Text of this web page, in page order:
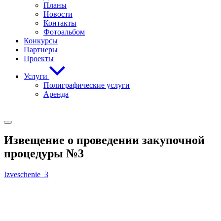
Планы
Новости
Контакты
Фотоальбом
Конкурсы
Партнеры
Проекты
Услуги
Полиграфические услуги
Аренда
Извещение о проведении закупочной
процедуры №3
Izveschenie_3